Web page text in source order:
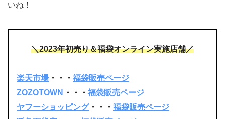
いね！
＼2023年初売り＆福袋オンライン実施店舗／
楽天市場・・・ 福袋販売ページ
ZOZOTOWN
・・・ 福袋販売ページ
ヤフーショッピング・・・ 福袋販売ページ